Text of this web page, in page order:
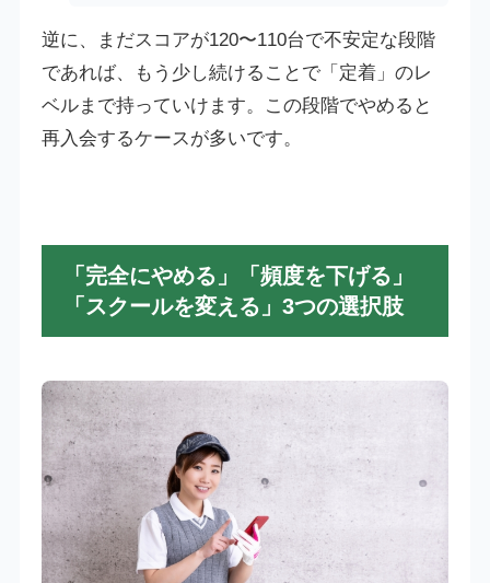
逆に、まだスコアが120〜110台で不安定な段階
であれば、もう少し続けることで「定着」のレ
ベルまで持っていけます。この段階でやめると
再入会するケースが多いです。
「完全にやめる」「頻度を下げる」
「スクールを変える」3つの選択肢